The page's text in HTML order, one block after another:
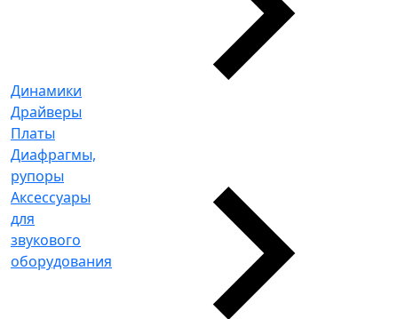
Динамики
Драйверы
Платы
Диафрагмы,
рупоры
Аксессуары
для
звукового
оборудования